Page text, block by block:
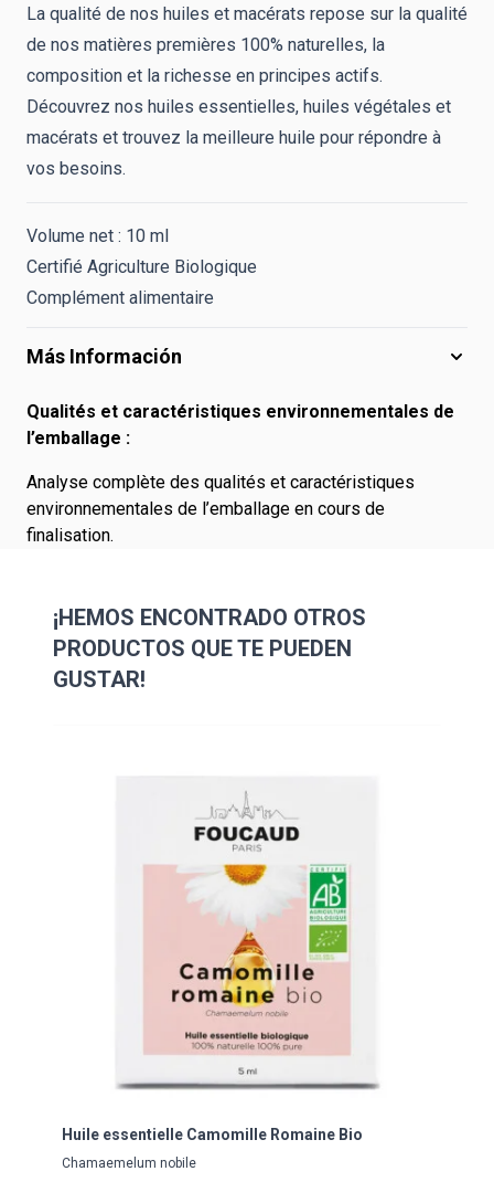
La qualité de nos huiles et macérats repose sur la qualité
de nos matières premières 100% naturelles, la
composition et la richesse en principes actifs.
Découvrez nos huiles essentielles, huiles végétales et
macérats et trouvez la meilleure huile pour répondre à
vos besoins.
Volume net : 10 ml
Certifié Agriculture Biologique
Complément alimentaire
Más Información
Qualités et caractéristiques environnementales de
l’emballage :
Analyse complète des qualités et caractéristiques
environnementales de l’emballage en cours de
finalisation.
¡HEMOS ENCONTRADO OTROS
PRODUCTOS QUE TE PUEDEN
GUSTAR!
Huile essentielle Camomille Romaine Bio
Chamaemelum nobile